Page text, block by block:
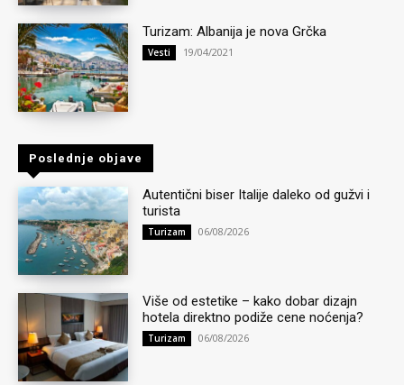
Turizam: Albanija je nova Grčka
Vesti 19/04/2021
Poslednje objave
Autentični biser Italije daleko od gužvi i
turista
Turizam 06/08/2026
Više od estetike – kako dobar dizajn
hotela direktno podiže cene noćenja?
Turizam 06/08/2026